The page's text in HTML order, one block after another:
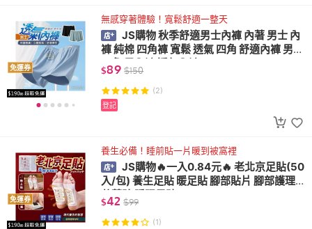
免運券
無感穿著體驗！寬鬆舒適一整天
JS購物 秋季舒適男士內褲 內著 男士 內
褲 純棉 四角褲 寬鬆 透氣 四角 舒適內褲 男士
四角 男內褲 透氣內褲
$89 $150
(2)
登記
免運券
養生必備！睡前貼一片暖到被窩裡
JS購物🔥一入0.84元🔥 老北京足貼(50
入/包) 養生足貼 暖足貼 腳部貼片 腳部護理
艾草貼 睡眠足貼
$42 $99
(1)